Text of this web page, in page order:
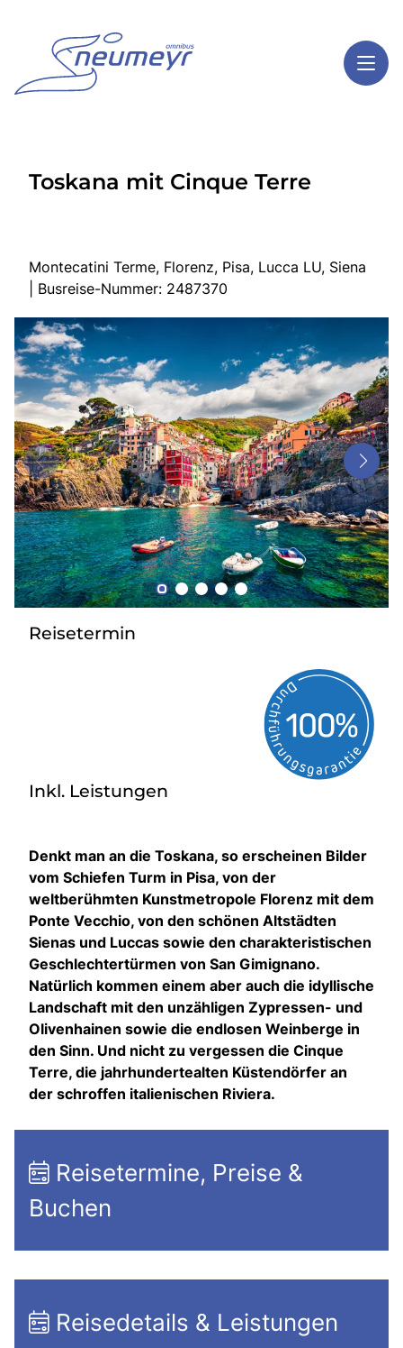
Highlights
Start
Mehrtagesreisen
Tagesreisen
Bus anmieten
Service
Kontakt
Toskana mit Cinque Terre
Montecatini Terme, Florenz, Pisa, Lucca LU, Siena
| Busreise-Nummer: 2487370
Reisetermin
Inkl. Leistungen
Denkt man an die Toskana, so erscheinen Bilder
vom Schiefen Turm in Pisa, von der
weltberühmten Kunstmetropole Florenz mit dem
Ponte Vecchio, von den schönen Altstädten
Sienas und Luccas sowie den charakteristischen
Geschlechtertürmen von San Gimignano.
Natürlich kommen einem aber auch die idyllische
Landschaft mit den unzähligen Zypressen- und
Olivenhainen sowie die endlosen Weinberge in
den Sinn. Und nicht zu vergessen die Cinque
Terre, die jahrhundertealten Küstendörfer an
der schroffen italienischen Riviera.
Reisetermine, Preise &
Buchen
Reisedetails & Leistungen